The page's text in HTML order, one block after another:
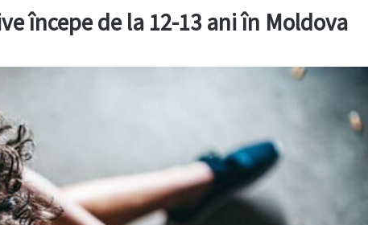
începe de la 12-13 ani în Moldova